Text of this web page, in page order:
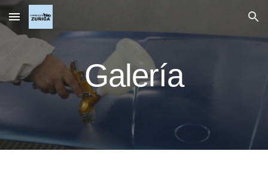
Skip to main content Skip to navigation
Galería